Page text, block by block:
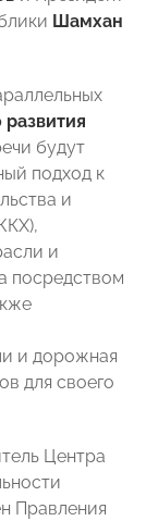
Шамхан
развития
будут
подход к
и
и
посредством
и дорожная
для своего
Центра
Правления